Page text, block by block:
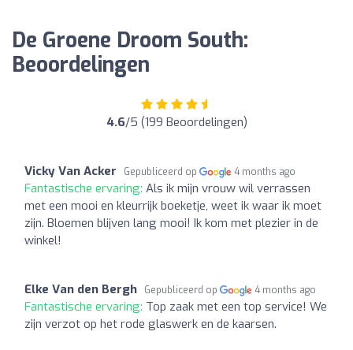
De Groene Droom South:
Beoordelingen
4.6/5 (199 Beoordelingen)
Vicky Van Acker Gepubliceerd op 4 months ago
Fantastische ervaring: Als ik mijn vrouw wil verrassen
met een mooi en kleurrijk boeketje, weet ik waar ik moet
zijn. Bloemen blijven lang mooi! Ik kom met plezier in de
winkel!
Elke Van den Bergh Gepubliceerd op 4 months ago
Fantastische ervaring: Top zaak met een top service! We
zijn verzot op het rode glaswerk en de kaarsen.